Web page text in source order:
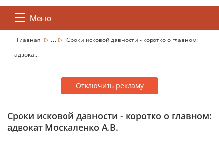
Меню
Главная ...
Сроки исковой давности - коротко о главном:
адвока...
Отключить рекламу
Сроки исковой давности - коротко о главном:
адвокат Москаленко А.В.